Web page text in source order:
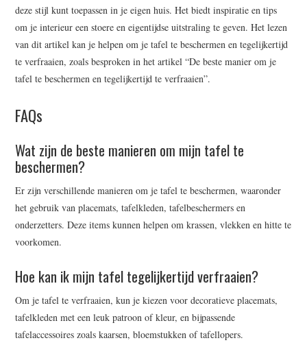
deze stijl kunt toepassen in je eigen huis. Het biedt inspiratie en tips
om je interieur een stoere en eigentijdse uitstraling te geven. Het lezen
van dit artikel kan je helpen om je tafel te beschermen en tegelijkertijd
te verfraaien, zoals besproken in het artikel “De beste manier om je
tafel te beschermen en tegelijkertijd te verfraaien”.
FAQs
Wat zijn de beste manieren om mijn tafel te
beschermen?
Er zijn verschillende manieren om je tafel te beschermen, waaronder
het gebruik van placemats, tafelkleden, tafelbeschermers en
onderzetters. Deze items kunnen helpen om krassen, vlekken en hitte te
voorkomen.
Hoe kan ik mijn tafel tegelijkertijd verfraaien?
Om je tafel te verfraaien, kun je kiezen voor decoratieve placemats,
tafelkleden met een leuk patroon of kleur, en bijpassende
tafelaccessoires zoals kaarsen, bloemstukken of tafellopers.